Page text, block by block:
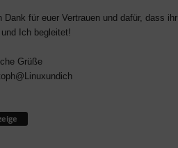
Dank für euer Vertrauen und dafür, dass ihr
und Ich begleitet!
Grüße